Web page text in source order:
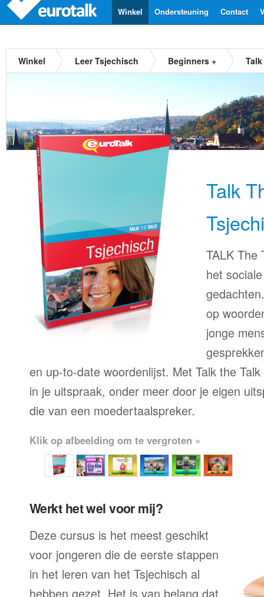
Contact
Ondersteuning
Winkel
Winkel Leer Tsjechisch Beginners +
Talk
TALK The
het
op
jonge
en up-to-date woordenlijst. Met Talk the
in je uitspraak, onder meer door je eigen
die van een moedertaalspreker.
Klik op afbeelding om te vergroten »
Werkt het wel voor mij?
Deze cursus is het meest geschikt
voor jongeren die de eerste stappen
in het leren van het Tsjechisch al
hebben gezet. Het is van belang dat